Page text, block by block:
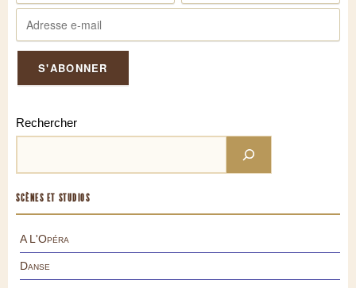
Rechercher
SCÈNES ET STUDIOS
A L'Opéra
Danse